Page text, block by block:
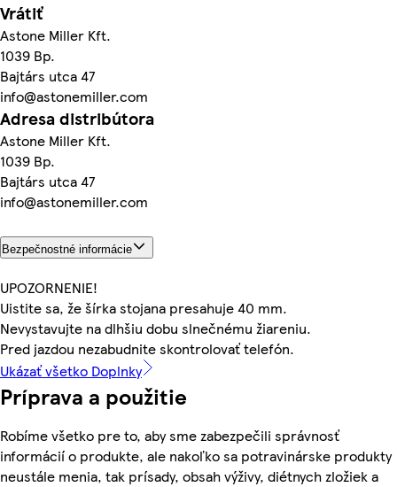
Vrátiť
Astone Miller Kft.
1039 Bp.
Bajtárs utca 47
info@astonemiller.com
Adresa distribútora
Astone Miller Kft.
1039 Bp.
Bajtárs utca 47
info@astonemiller.com
Bezpečnostné informácie
UPOZORNENIE!
Uistite sa, že šírka stojana presahuje 40 mm.
Nevystavujte na dlhšiu dobu slnečnému žiareniu.
Pred jazdou nezabudnite skontrolovať telefón.
Ukázať všetko Doplnky
Príprava a použitie
Robíme všetko pre to, aby sme zabezpečili správnosť
informácií o produkte, ale nakoľko sa potravinárske produkty
neustále menia, tak prísady, obsah výživy, diétnych zložiek a